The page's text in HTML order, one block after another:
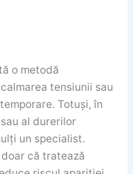
o metodă
tensiunii sau
Totuși, în
al durerilor
un specialist.
că tratează